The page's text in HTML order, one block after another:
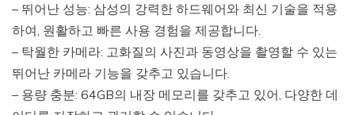
– 뛰어난 성능: 삼성의 강력한 하드웨어와 최신 기술을 적용
하여, 원활하고 빠른 사용 경험을 제공합니다.
– 탁월한 카메라: 고화질의 사진과 동영상을 촬영할 수 있는
뛰어난 카메라 기능을 갖추고 있습니다.
– 용량 충분: 64GB의 내장 메모리를 갖추고 있어, 다양한 데